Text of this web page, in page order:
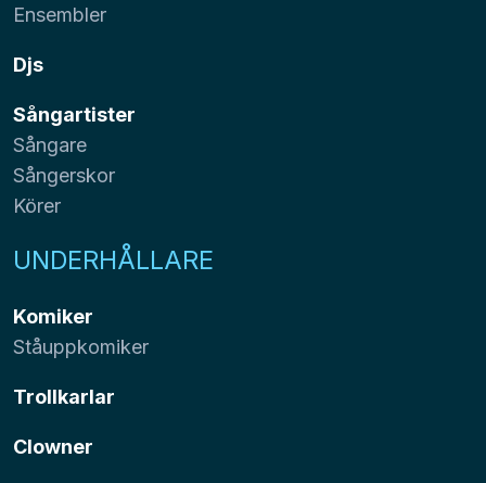
Ensembler
Djs
Sångartister
Sångare
Sångerskor
Körer
UNDERHÅLLARE
Komiker
Ståuppkomiker
Trollkarlar
Clowner